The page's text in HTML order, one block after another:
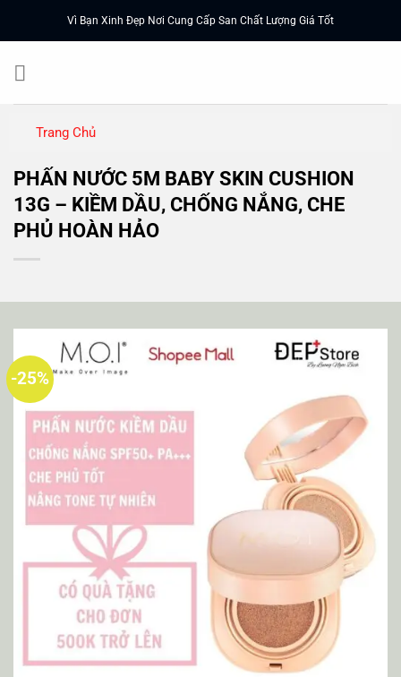
dung
Vì Bạn Xinh Đẹp Nơi Cung Cấp San Chất Lượng Giá Tốt
Trang Chủ
PHẤN NƯỚC 5M BABY SKIN CUSHION
13G – KIỀM DẦU, CHỐNG NẮNG, CHE
PHỦ HOÀN HẢO
-25%